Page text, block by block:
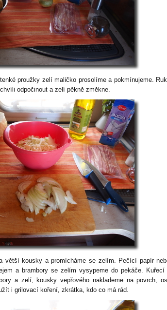
proužky zelí maličko prosolíme a pokmínujeme.
odpočinout a zelí pěkně změkne.
větší kousky a promícháme se zelím. Pečící papír
a brambory se zelím vysypeme do pekáče. Kuřecí
a zelí, kousky vepřového naklademe na povrch,
i grilovací koření, zkrátka, kdo co má rád.